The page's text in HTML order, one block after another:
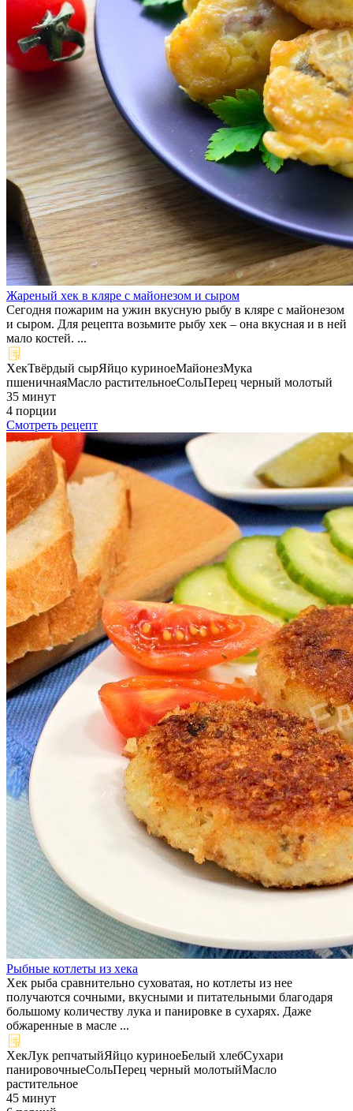
Жареный хек в кляре с майонезом и сыром
Сегодня пожарим на ужин вкусную рыбу в кляре с майонезом
и сыром. Для рецепта возьмите рыбу хек – она вкусная и в ней
мало костей. ...
ХекТвёрдый сырЯйцо куриноеМайонезМука
пшеничнаяМасло растительноеСольПерец черный молотый
35 минут
4 порции
Смотреть рецепт
Рыбные котлеты из хека
Хек рыба сравнительно суховатая, но котлеты из нее
получаются сочными, вкусными и питательными благодаря
большому количеству лука и панировке в сухарях. Даже
обжаренные в масле ...
ХекЛук репчатыйЯйцо куриноеБелый хлебСухари
панировочныеСольПерец черный молотыйМасло
растительное
45 минут